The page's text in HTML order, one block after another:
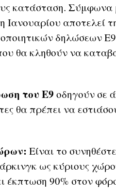
κατάσταση. Σύμφωνα
Ιανουαρίου αποτελεί
δηλώσεων
θα κληθούν να
του Ε9 οδηγούν σε
θα πρέπει να
Είναι το
ως κύριους
έκπτωση 90% στον